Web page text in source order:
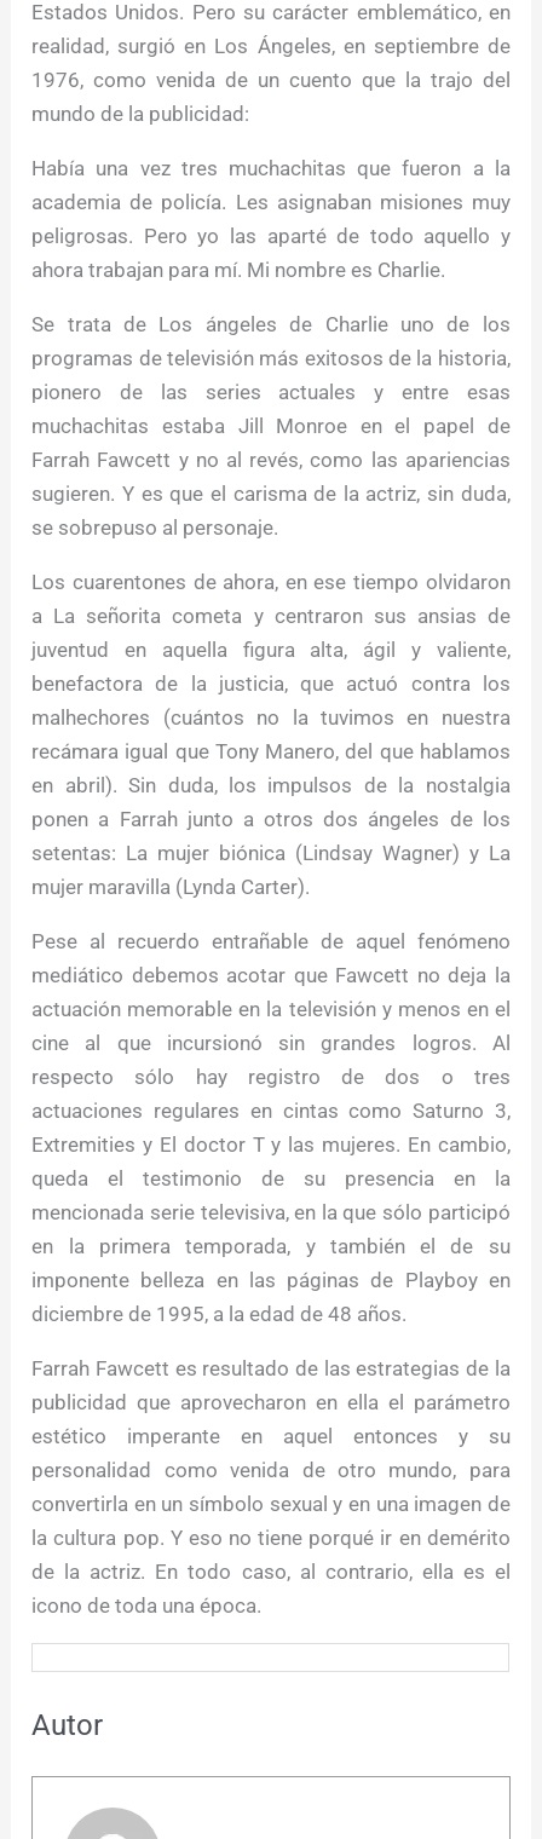
Estados Unidos. Pero su carácter emblemático, en
realidad, surgió en Los Ángeles, en septiembre de
1976, como venida de un cuento que la trajo del
mundo de la publicidad:
Había una vez tres muchachitas que fueron a la
academia de policía. Les asignaban misiones muy
peligrosas. Pero yo las aparté de todo aquello y
ahora trabajan para mí. Mi nombre es Charlie.
Se trata de Los ángeles de Charlie uno de los
programas de televisión más exitosos de la historia,
pionero de las series actuales y entre esas
muchachitas estaba Jill Monroe en el papel de
Farrah Fawcett y no al revés, como las apariencias
sugieren. Y es que el carisma de la actriz, sin duda,
se sobrepuso al personaje.
Los cuarentones de ahora, en ese tiempo olvidaron
a La señorita cometa y centraron sus ansias de
juventud en aquella figura alta, ágil y valiente,
benefactora de la justicia, que actuó contra los
malhechores (cuántos no la tuvimos en nuestra
recámara igual que Tony Manero, del que hablamos
en abril). Sin duda, los impulsos de la nostalgia
ponen a Farrah junto a otros dos ángeles de los
setentas: La mujer biónica (Lindsay Wagner) y La
mujer maravilla (Lynda Carter).
Pese al recuerdo entrañable de aquel fenómeno
mediático debemos acotar que Fawcett no deja la
actuación memorable en la televisión y menos en el
cine al que incursionó sin grandes logros. Al
respecto sólo hay registro de dos o tres
actuaciones regulares en cintas como Saturno 3,
Extremities y El doctor T y las mujeres. En cambio,
queda el testimonio de su presencia en la
mencionada serie televisiva, en la que sólo participó
en la primera temporada, y también el de su
imponente belleza en las páginas de Playboy en
diciembre de 1995, a la edad de 48 años.
Farrah Fawcett es resultado de las estrategias de la
publicidad que aprovecharon en ella el parámetro
estético imperante en aquel entonces y su
personalidad como venida de otro mundo, para
convertirla en un símbolo sexual y en una imagen de
la cultura pop. Y eso no tiene porqué ir en demérito
de la actriz. En todo caso, al contrario, ella es el
icono de toda una época.
Autor